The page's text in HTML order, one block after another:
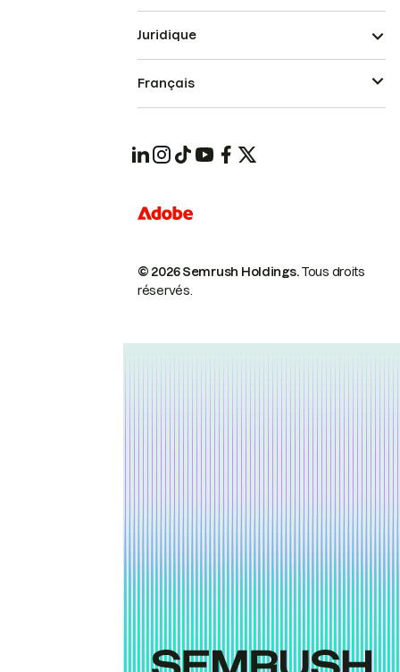
© 2026 Semrush Holdings.Tous droits
réservés.
Juridique
Français